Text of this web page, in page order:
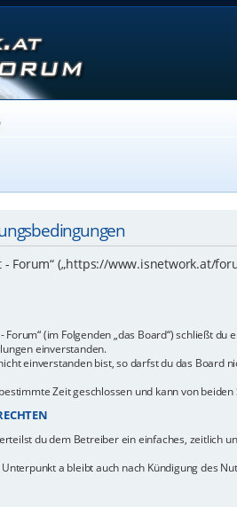
Forum“ („https://www.isnetwork.at/
(im Folgenden „das Board“) schließt
einverstanden.
einverstanden bist, so darfst du das
Zeit geschlossen und kann von
du dem Betreiber ein einfaches, zeitlich
a bleibt auch nach Kündigung des